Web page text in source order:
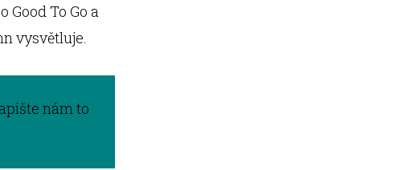
To Go a
vysvětluje.
nám to